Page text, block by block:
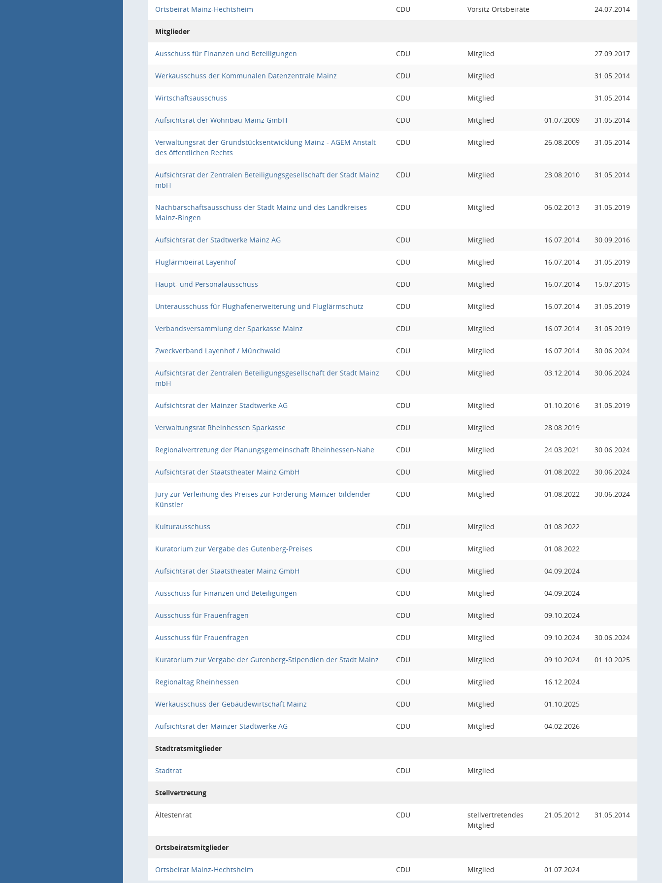
Ortsbeirat Mainz-Hechtsheim CDU Vorsitz Ortsbeiräte 24.07.2014
Mitglieder
Ausschuss für Finanzen und Beteiligungen CDU Mitglied 27.09.2017
Werkausschuss der Kommunalen Datenzentrale Mainz CDU Mitglied 31.05.2014
Wirtschaftsausschuss CDU Mitglied 31.05.2014
Aufsichtsrat der Wohnbau Mainz GmbH CDU Mitglied 01.07.2009 31.05.2014
Verwaltungsrat der Grundstücksentwicklung Mainz - AGEM Anstalt
des öffentlichen Rechts
CDU Mitglied 26.08.2009 31.05.2014
Aufsichtsrat der Zentralen Beteiligungsgesellschaft der Stadt Mainz
mbH
CDU Mitglied 23.08.2010 31.05.2014
Nachbarschaftsausschuss der Stadt Mainz und des Landkreises
Mainz-Bingen
CDU Mitglied 06.02.2013 31.05.2019
Aufsichtsrat der Stadtwerke Mainz AG CDU Mitglied 16.07.2014 30.09.2016
Fluglärmbeirat Layenhof CDU Mitglied 16.07.2014 31.05.2019
Haupt- und Personalausschuss CDU Mitglied 16.07.2014 15.07.2015
Unterausschuss für Flughafenerweiterung und Fluglärmschutz CDU Mitglied 16.07.2014 31.05.2019
Verbandsversammlung der Sparkasse Mainz CDU Mitglied 16.07.2014 31.05.2019
Zweckverband Layenhof / Münchwald CDU Mitglied 16.07.2014 30.06.2024
Aufsichtsrat der Zentralen Beteiligungsgesellschaft der Stadt Mainz
mbH
CDU Mitglied 03.12.2014 30.06.2024
Aufsichtsrat der Mainzer Stadtwerke AG CDU Mitglied 01.10.2016 31.05.2019
Verwaltungsrat Rheinhessen Sparkasse CDU Mitglied 28.08.2019
Regionalvertretung der Planungsgemeinschaft Rheinhessen-Nahe CDU Mitglied 24.03.2021 30.06.2024
Aufsichtsrat der Staatstheater Mainz GmbH CDU Mitglied 01.08.2022 30.06.2024
Jury zur Verleihung des Preises zur Förderung Mainzer bildender
Künstler
CDU Mitglied 01.08.2022 30.06.2024
Kulturausschuss CDU Mitglied 01.08.2022
Kuratorium zur Vergabe des Gutenberg-Preises CDU Mitglied 01.08.2022
Aufsichtsrat der Staatstheater Mainz GmbH CDU Mitglied 04.09.2024
Ausschuss für Finanzen und Beteiligungen CDU Mitglied 04.09.2024
Ausschuss für Frauenfragen CDU Mitglied 09.10.2024
Ausschuss für Frauenfragen CDU Mitglied 09.10.2024 30.06.2024
Kuratorium zur Vergabe der Gutenberg-Stipendien der Stadt Mainz CDU Mitglied 09.10.2024 01.10.2025
Regionaltag Rheinhessen CDU Mitglied 16.12.2024
Werkausschuss der Gebäudewirtschaft Mainz CDU Mitglied 01.10.2025
Aufsichtsrat der Mainzer Stadtwerke AG CDU Mitglied 04.02.2026
Stadtratsmitglieder
Stadtrat CDU Mitglied
Stellvertretung
Ältestenrat CDU
stellvertretendes
Mitglied
21.05.2012 31.05.2014
Ortsbeiratsmitglieder
Ortsbeirat Mainz-Hechtsheim CDU Mitglied 01.07.2024